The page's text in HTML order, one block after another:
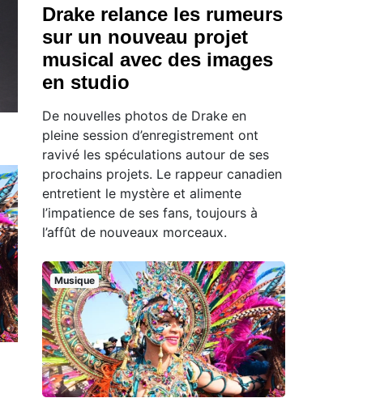
Drake relance les rumeurs
sur un nouveau projet
musical avec des images
en studio
De nouvelles photos de Drake en
pleine session d’enregistrement ont
ravivé les spéculations autour de ses
prochains projets. Le rappeur canadien
entretient le mystère et alimente
l’impatience de ses fans, toujours à
l’affût de nouveaux morceaux.
Musique